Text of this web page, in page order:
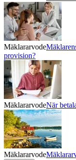
Mäklararvode
provision?
MäklararvodeNär
Mäklararvode